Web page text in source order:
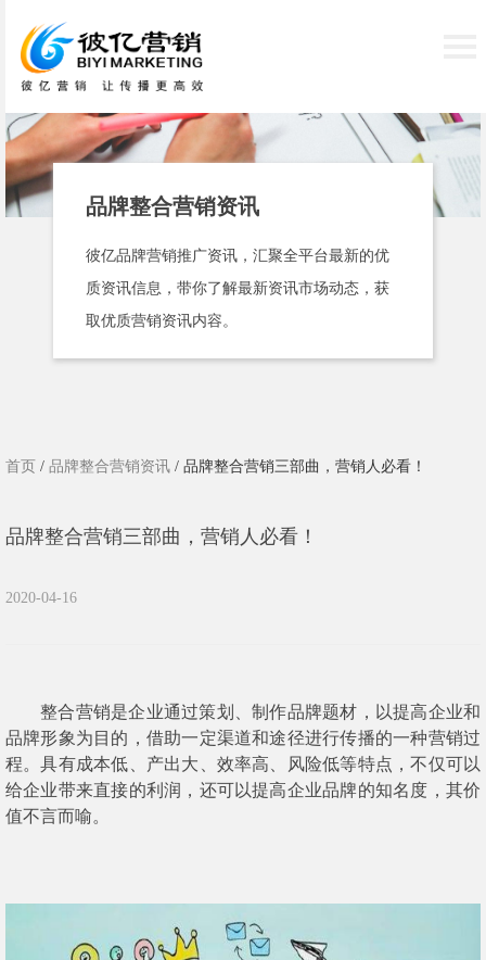
品牌整合营销资讯
彼亿品牌营销推广资讯，汇聚全平台最新的优
质资讯信息，带你了解最新资讯市场动态，获
取优质营销资讯内容。
首页 / 品牌整合营销资讯 / 品牌整合营销三部曲，营销人必看！
品牌整合营销三部曲，营销人必看！
2020-04-16
整合营销是企业通过策划、制作品牌题材，以提高企业和
品牌形象为目的，借助一定渠道和途径进行传播的一种营销过
程。具有成本低、产出大、效率高、风险低等特点，不仅可以
给企业带来直接的利润，还可以提高企业品牌的知名度，其价
值不言而喻。